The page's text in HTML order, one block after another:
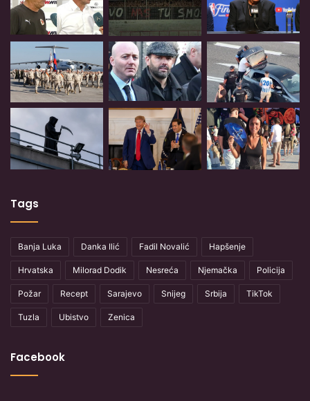
Tags
Banja Luka Danka Ilić Fadil Novalić Hapšenje
Hrvatska Milorad Dodik Nesreća Njemačka Policija
Požar Recept Sarajevo Snijeg Srbija TikTok
Tuzla Ubistvo Zenica
Facebook